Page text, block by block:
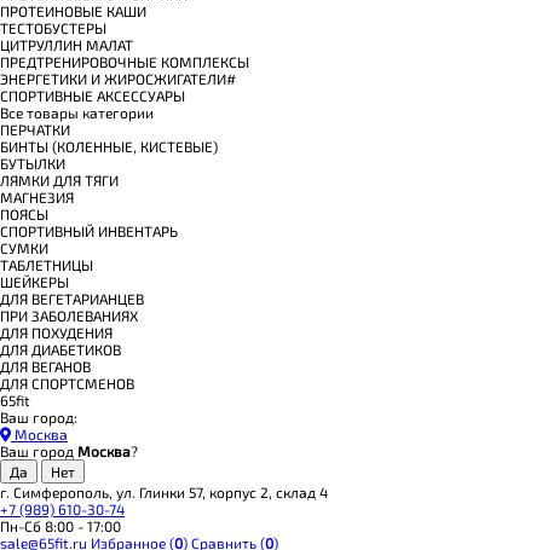
ПРОТЕИНОВЫЕ КАШИ
ТЕСТОБУСТЕРЫ
ЦИТРУЛЛИН МАЛАТ
ПРЕДТРЕНИРОВОЧНЫЕ КОМПЛЕКСЫ
ЭНЕРГЕТИКИ И ЖИРОСЖИГАТЕЛИ#
СПОРТИВНЫЕ АКСЕССУАРЫ
Все товары категории
ПЕРЧАТКИ
БИНТЫ (КОЛЕННЫЕ, КИСТЕВЫЕ)
БУТЫЛКИ
ЛЯМКИ ДЛЯ ТЯГИ
МАГНЕЗИЯ
ПОЯСЫ
СПОРТИВНЫЙ ИНВЕНТАРЬ
СУМКИ
ТАБЛЕТНИЦЫ
ШЕЙКЕРЫ
ДЛЯ ВЕГЕТАРИАНЦЕВ
ПРИ ЗАБОЛЕВАНИЯХ
ДЛЯ ПОХУДЕНИЯ
ДЛЯ ДИАБЕТИКОВ
ДЛЯ ВЕГАНОВ
ДЛЯ СПОРТСМЕНОВ
65fit
Ваш город:
Москва
Ваш город Москва?
г. Симферополь, ул. Глинки 57, корпус 2, склад 4
+7 (989) 610-30-74
Пн-Сб 8:00 - 17:00
sale@65fit.ru Избранное (0) Сравнить (0)